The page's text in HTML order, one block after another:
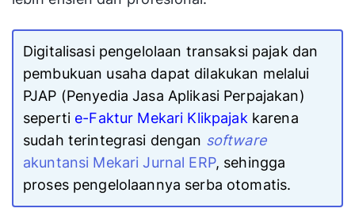
Digitalisasi pengelolaan transaksi pajak dan
pembukuan usaha dapat dilakukan melalui
PJAP (Penyedia Jasa Aplikasi Perpajakan)
seperti e-Faktur Mekari Klikpajak karena
sudah terintegrasi dengan software
akuntansi Mekari Jurnal ERP, sehingga
proses pengelolaannya serba otomatis.